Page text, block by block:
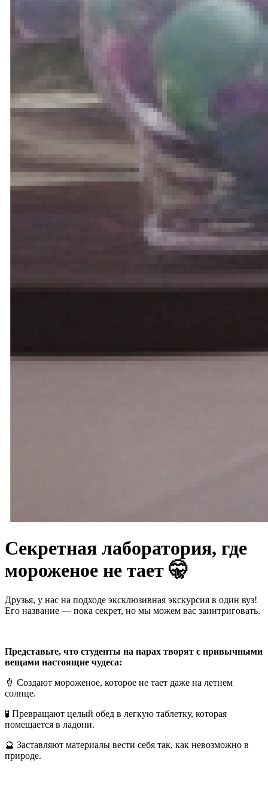
Секретная лаборатория, где
мороженое не тает 🤫
Друзья, у нас на подходе эксклюзивная экскурсия в один вуз!
Его название — пока секрет, но мы можем вас заинтриговать.
Представьте, что студенты на парах творят с привычными
вещами настоящие чудеса:
🍦 Создают мороженое, которое не тает даже на летнем
солнце.
🧪 Превращают целый обед в легкую таблетку, которая
помещается в ладони.
🔮 Заставляют материалы вести себя так, как невозможно в
природе.